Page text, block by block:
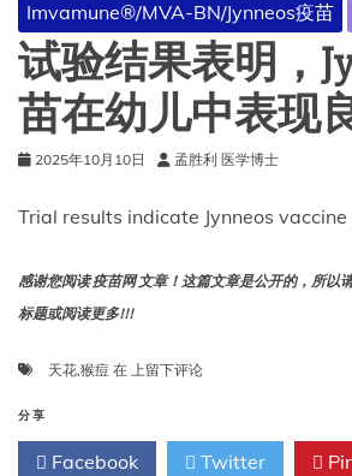
Imvamune®/MVA-BN/Jynneos疫苗
试验结果表明，
苗在幼儿中表现
2025年10月10日 孟胜利 医学博士
Trial results indicate Jynneos
感谢您阅读 疫苗网 文章！这篇文章是公开的，所以
标题或阅读更多!!!
天花,猴痘 在 试
果
表
上留下评论
分享
Facebook Twitter